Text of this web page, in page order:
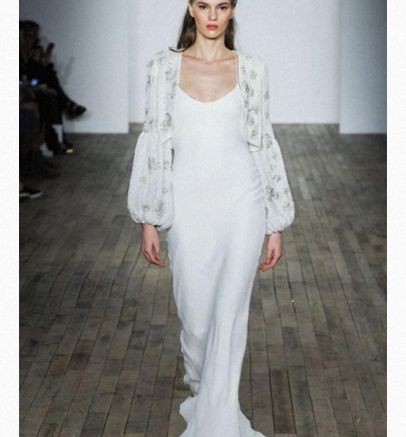
Become